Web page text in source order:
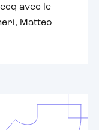
avec le
Matteo